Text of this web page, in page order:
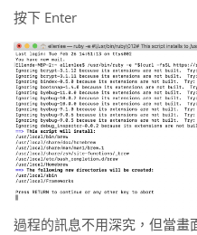
按下 Enter
過程的訊息不用深究，但當畫